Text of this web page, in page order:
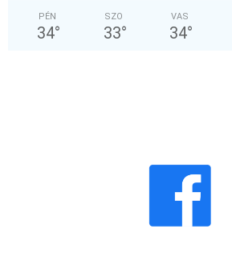
PÉN
34°
SZO
33°
VAS
34°